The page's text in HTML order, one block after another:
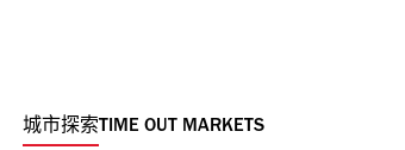
城市探索TIME OUT MARKETS